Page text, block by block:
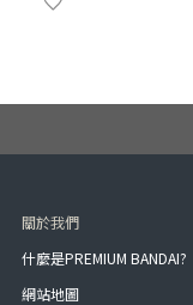
關於我們
什麼是PREMIUM BANDAI?
網站地圖